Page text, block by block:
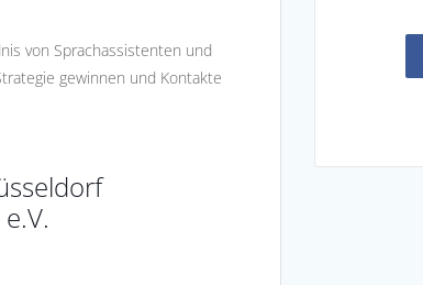
von Sprachassistenten und
gewinnen und Kontakte